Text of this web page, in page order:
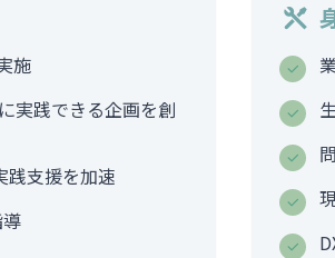
施
実践できる企画を創
践支援を加速